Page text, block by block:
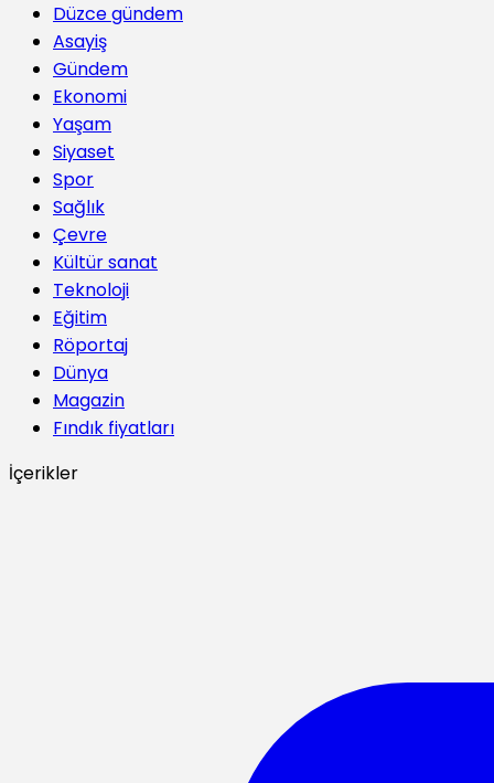
Düzce gündem
Asayiş
Gündem
Ekonomi
Yaşam
Siyaset
Spor
Sağlık
Çevre
Kültür sanat
Teknoloji
Eğitim
Röportaj
Dünya
Magazin
Fındık fiyatları
İçerikler